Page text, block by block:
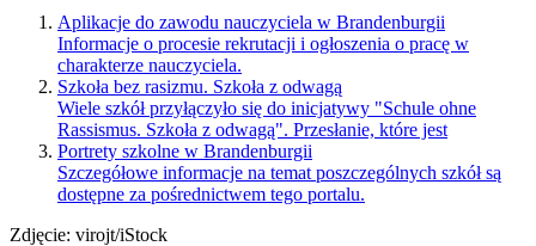
Aplikacje do zawodu nauczyciela w Brandenburgii
Informacje o procesie rekrutacji i ogłoszenia o pracę w
charakterze nauczyciela.
Szkoła bez rasizmu. Szkoła z odwagą
Wiele szkół przyłączyło się do inicjatywy "Schule ohne
Rassismus. Szkoła z odwagą". Przesłanie, które jest
Portrety szkolne w Brandenburgii
Szczegółowe informacje na temat poszczególnych szkół są
dostępne za pośrednictwem tego portalu.
Zdjęcie: virojt/iStock